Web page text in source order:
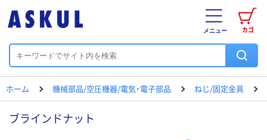
カゴ
メニュー
ホーム 機械部品/空圧機器/電気・電子部品 ねじ/固定金具
ブラインドナット